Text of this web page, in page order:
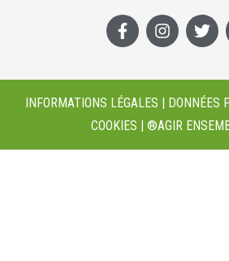
INFORMATIONS LÉGALES | DONNÉES
COOKIES | ®AGIR